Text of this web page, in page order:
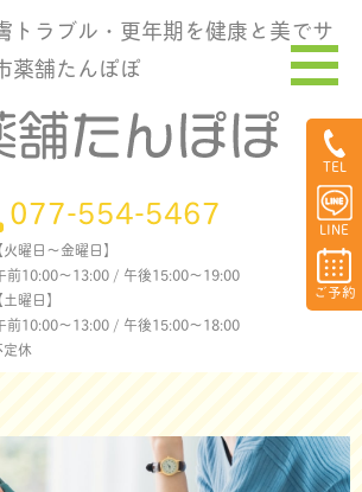
トラブル・更年期を健康と美でサ
薬舗たんぽぽ
077-554-5467
【火曜日〜金曜日】
前10:00〜13:00 / 午後15:00〜19:00
【土曜日】
前10:00〜13:00 / 午後15:00〜18:00
定休
TEL
LINE
ご予約